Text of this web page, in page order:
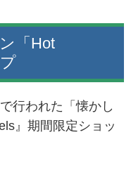
「Hot
行われた「懐かし
』期間限定ショッ